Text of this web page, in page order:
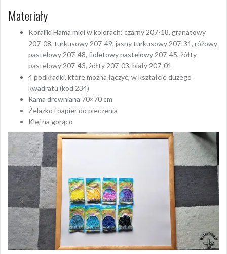
Materiały
Koraliki Hama midi w kolorach: czarny 207-18, granatowy
207-08, turkusowy 207-49, jasny turkusowy 207-31, różowy
pastelowy 207-48, fioletowy pastelowy 207-45, żółty
pastelowy 207-43, żółty 207-03, biały 207-01
4 podkładki, które można łączyć, w kształcie dużego
kwadratu (kod 234)
Rama drewniana 70×70 cm
Żelazko i papier do pieczenia
Klej na gorąco